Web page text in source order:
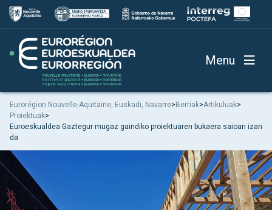
Menu
Eurorégion Nouvelle-Aquitaine, Euskadi, Navarre> Berriak>Artikuluak>
Proiektuak>
Euroeskualdea Gaztegur mugaz gaindiko proiektuaren bukaera saioan izan
da